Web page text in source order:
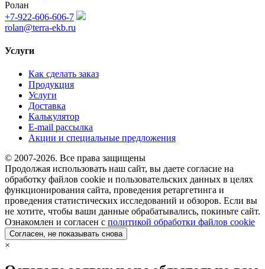
Ролан
+7-922-606-606-7
rolan@terra-ekb.ru
Услуги
Как сделать заказ
Продукция
Услуги
Доставка
Калькулятор
E-mail рассылка
Акции и специальные предложения
© 2007-2026. Все права защищены
Продолжая использовать наш сайт, вы даете согласие на
обработку файлов cookie и пользовательских данных в целях
функционирования сайта, проведения ретаргетинга и
проведения статистических исследований и обзоров. Если вы
не хотите, чтобы ваши данные обрабатывались, покиньте сайт.
Ознакомлен и согласен с политикой обработки файлов cookie
Согласен, не показывать снова
×